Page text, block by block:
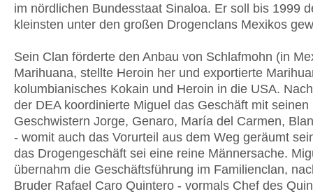
im nördlichen Bundesstaat Sinaloa. Er soll bis 1999
kleinsten unter den großen Drogenclans Mexikos
Sein Clan förderte den Anbau von Schlafmohn (in
Marihuana, stellte Heroin her und exportierte
kolumbianisches Kokain und Heroin in die USA.
der DEA koordinierte Miguel das Geschäft mit seinen
Geschwistern Jorge, Genaro, María del Carmen,
- womit auch das Vorurteil aus dem Weg geräumt
das Drogengeschäft sei eine reine Männersache.
übernahm die Geschäftsführung im Familienclan,
Bruder Rafael Caro Quintero - vormals Chef des